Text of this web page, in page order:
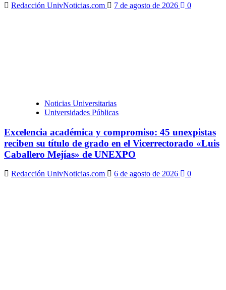
Redacción UnivNoticias.com 7 de agosto de 2026 0
Noticias Universitarias
Universidades Públicas
Excelencia académica y compromiso: 45 unexpistas
reciben su título de grado en el Vicerrectorado «Luis
Caballero Mejías» de UNEXPO
Redacción UnivNoticias.com 6 de agosto de 2026 0